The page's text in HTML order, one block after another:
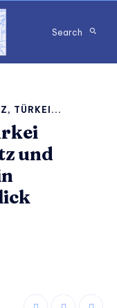
Search
TÜRKEI...
und